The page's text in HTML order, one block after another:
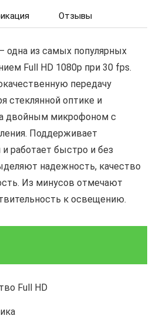
Отзывы
одна из самых популярных
Full HD 1080p при 30 fps.
передачу
стеклянной оптике и
двойным микрофоном с
Поддерживает
работает быстро и без
надежность, качество
Из минусов отмечают
к освещению.
Full HD